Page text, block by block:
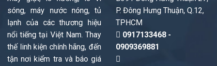
sóng, máy nước nóng, tủ
lạnh của các thương hiệu
nổi tiếng tại Việt Nam. Thay
thế linh kiện chính hãng, đến
tận nơi kiểm tra và báo giá
P. Đông Hưng Thuận, Q.12,
TPHCM
0917133468 -
0909369881